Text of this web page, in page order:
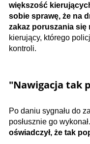
większość
sobie sprawę, że na
zakaz poruszania się
kierujący, którego
kontroli.
"Nawigacja tak
Po daniu sygnału do
posłusznie go wykonał.
oświadczył, że tak